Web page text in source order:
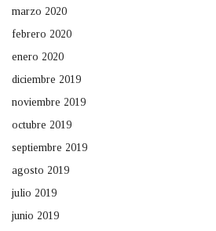
marzo 2020
febrero 2020
enero 2020
diciembre 2019
noviembre 2019
octubre 2019
septiembre 2019
agosto 2019
julio 2019
junio 2019